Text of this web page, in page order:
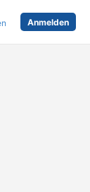
Anmelden